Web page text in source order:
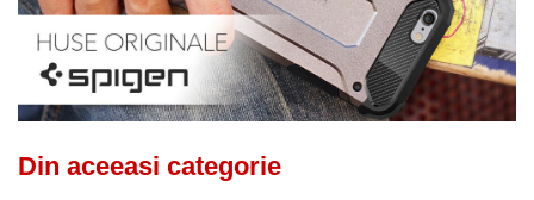
Din aceeasi categorie